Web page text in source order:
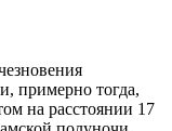
примерно тогда,
на расстоянии 17